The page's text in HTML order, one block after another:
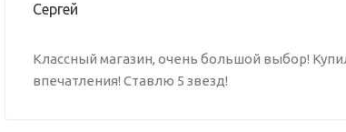
Сергей
Классный магазин, очень большой выбор!
впечатления! Ставлю 5 звезд!